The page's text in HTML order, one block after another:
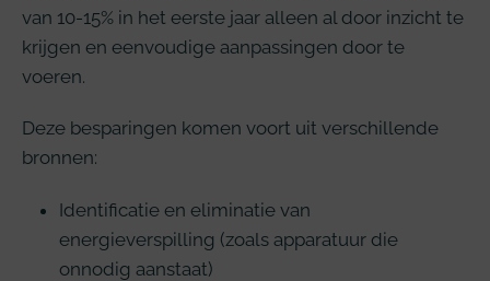
van 10-15% in het eerste jaar alleen al door inzicht te
krijgen en eenvoudige aanpassingen door te
voeren.
Deze besparingen komen voort uit verschillende
bronnen:
Identificatie en eliminatie van
energieverspilling (zoals apparatuur die
onnodig aanstaat)